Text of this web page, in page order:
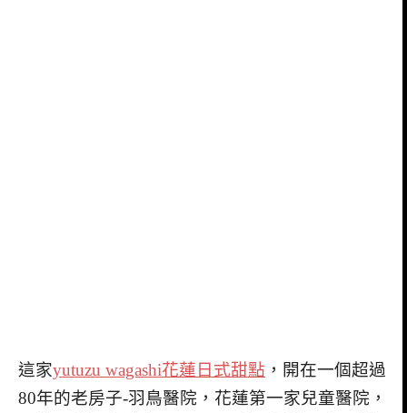
這家yutuzu wagashi花蓮日式甜點 ，開在一個超過
80年的老房子-羽鳥醫院，花蓮第一家兒童醫院，